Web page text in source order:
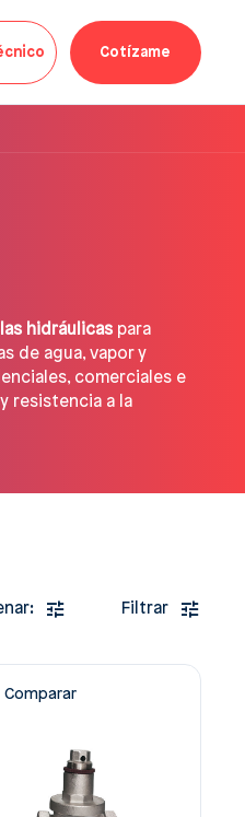
Cotízame
hidráulicaspara
de agua, vapor y
comerciales e
resistencia a la
Filtrar
Comparar